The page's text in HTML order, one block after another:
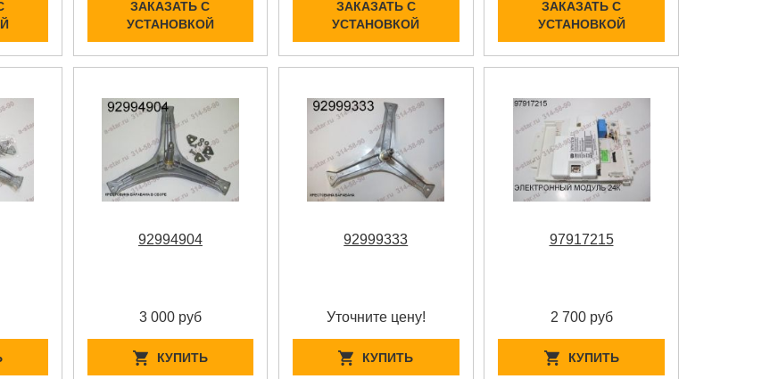
ЗАКАЗАТЬ С
УСТАНОВКОЙ
ЗАКАЗАТЬ С
УСТАНОВКОЙ
ЗАКАЗАТЬ С
УСТАНОВКОЙ
92994904
3 000 руб
КУПИТЬ
92999333
Уточните цену!
КУПИТЬ
97917215
2 700 руб
КУПИТЬ